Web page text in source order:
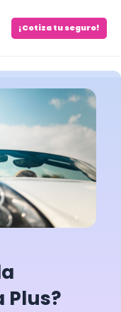
¡Cotiza tu seguro!
Plus?